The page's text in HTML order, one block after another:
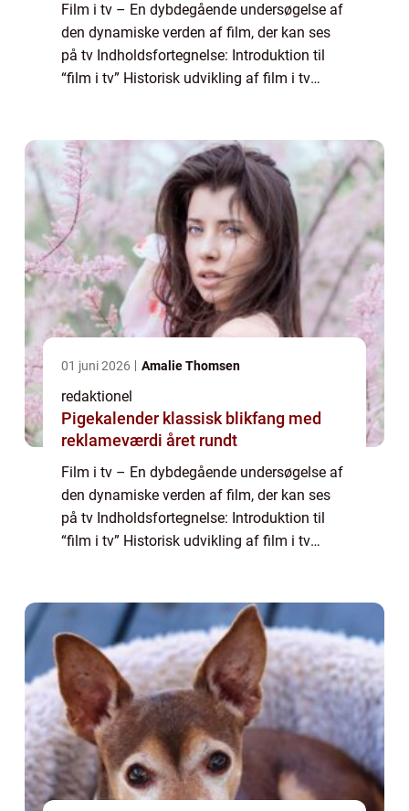
Film i tv – En dybdegående undersøgelse af
den dynamiske verden af film, der kan ses
på tv Indholdsfortegnelse: Introduktion til
“film i tv” Historisk udvikling af film i tv
01 juni 2026 Amalie Thomsen
redaktionel
Pigekalender klassisk blikfang med
reklameværdi året rundt
Film i tv – En dybdegående undersøgelse af
den dynamiske verden af film, der kan ses
på tv Indholdsfortegnelse: Introduktion til
“film i tv” Historisk udvikling af film i tv